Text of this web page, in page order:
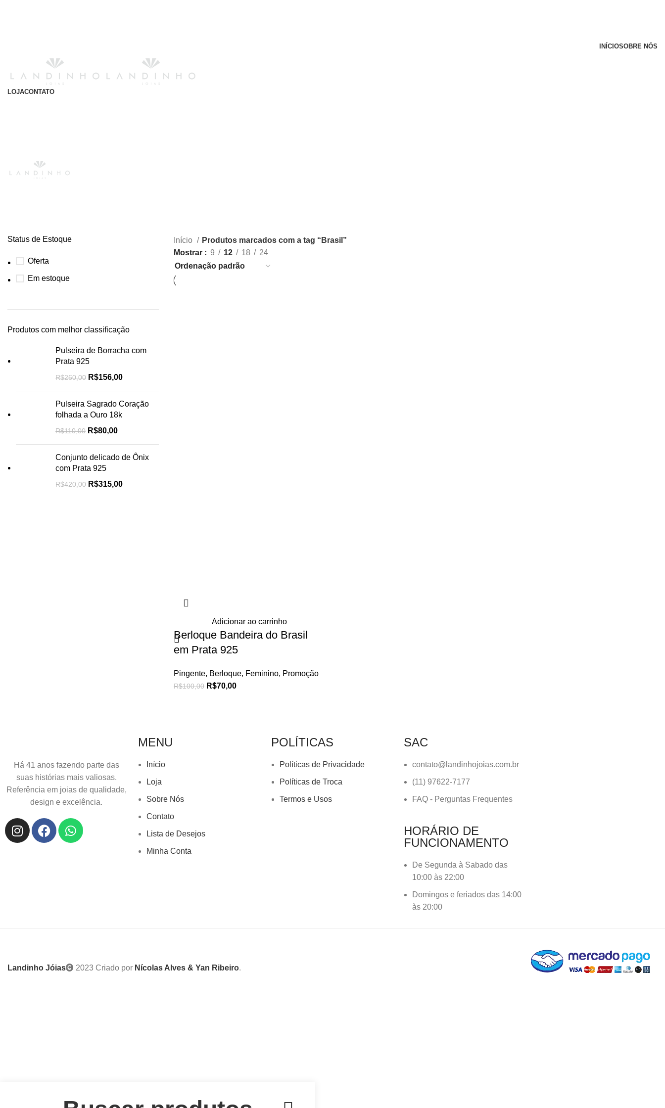
INÍCIOSOBRE NÓS
LOJACONTATO
Status de Estoque
Oferta
Em estoque
Produtos com melhor classificação
Pulseira de Borracha com
Prata 925
R$260,00 R$156,00
Pulseira Sagrado Coração
folhada a Ouro 18k
R$110,00 R$80,00
Conjunto delicado de Ônix
com Prata 925
R$420,00 R$315,00
Início
Produtos marcados com a tag “Brasil”
Mostrar
9 12 18 24
Adicionar ao carrinho
Berloque Bandeira do Brasil
em Prata 925
Pingente, Berloque, Feminino, Promoção
R$100,00 R$70,00
Há 41 anos fazendo parte das
suas histórias mais valiosas.
Referência em joias de qualidade,
design e excelência.
MENU
Início
Loja
Sobre Nós
Contato
Lista de Desejos
Minha Conta
POLÍTICAS
Políticas de Privacidade
Políticas de Troca
Termos e Usos
SAC
contato@landinhojoias.com.br
(11) 97622-7177
FAQ - Perguntas Frequentes
HORÁRIO DE
FUNCIONAMENTO
De Segunda à Sabado das
10:00 às 22:00
Domingos e feriados das 14:00
às 20:00
Landinho Jóias 2023 Criado por Nícolas Alves & Yan Ribeiro.